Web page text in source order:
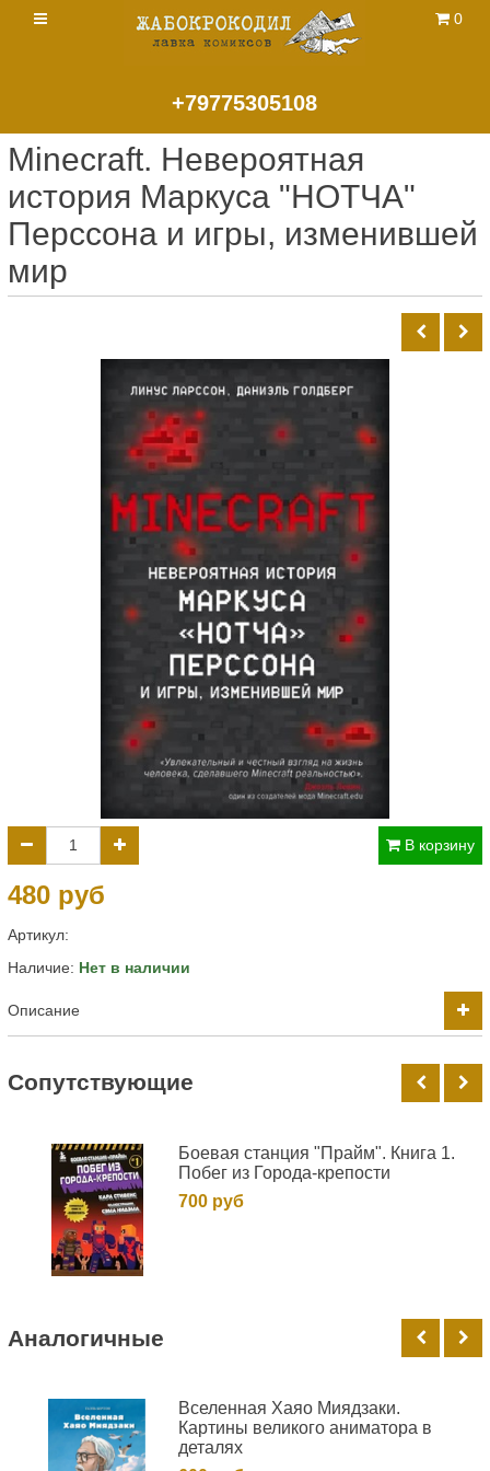
+79775305108
0
Minecraft. Невероятная
история Маркуса "НОТЧА"
Перссона и игры, изменившей
мир
В корзину
480 руб
Артикул:
Наличие: Нет в наличии
Описание
Cопутствующие
Боевая станция "Прайм". Книга 1.
Побег из Города-крепости
700 руб
Аналогичные
Вселенная Хаяо Миядзаки.
Картины великого аниматора в
деталях